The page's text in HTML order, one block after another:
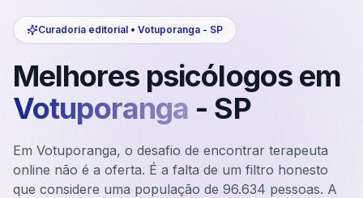
Curadoria editorial • Votuporanga - SP
Melhores psicólogos em
Votuporanga - SP
Em Votuporanga, o desafio de encontrar terapeuta
online não é a oferta. É a falta de um filtro honesto
que considere uma população de 96.634 pessoas. A